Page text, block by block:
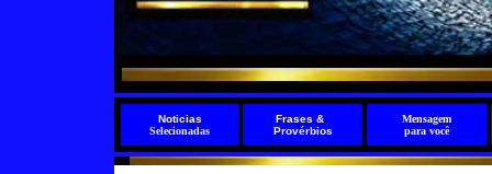
Noticias
Selecionadas
Frases &
Provérbios
Mensagem
para você